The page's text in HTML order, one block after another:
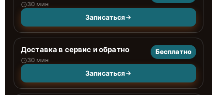
30 мин
Записаться
Доставка в сервис и обратно
30 мин
Бесплатно
Записаться